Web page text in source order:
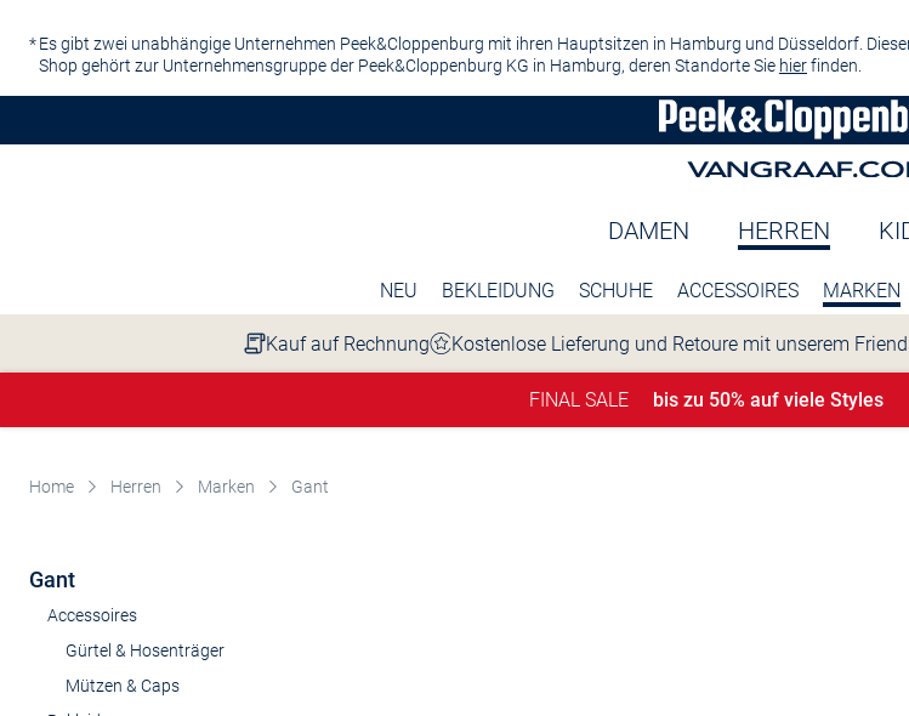
Es gibt zwei unabhängige Unternehmen Peek&Cloppenburg mit ihren Hauptsitzen in Hamburg und Düsseldorf.
Shop gehört zur Unternehmensgruppe der Peek&Cloppenburg KG in Hamburg, deren Standorte Sie hierfinden.
DAMEN HERREN
NEU BEKLEIDUNG SCHUHE ACCESSOIRES MARKEN
Kauf auf Rechnung Kostenlose Lieferung und Retoure mit unserem
FINAL SALE bis zu 50% auf viele Styles
Home Herren Marken Gant
Gant
Accessoires
Gürtel & Hosenträger
Mützen & Caps